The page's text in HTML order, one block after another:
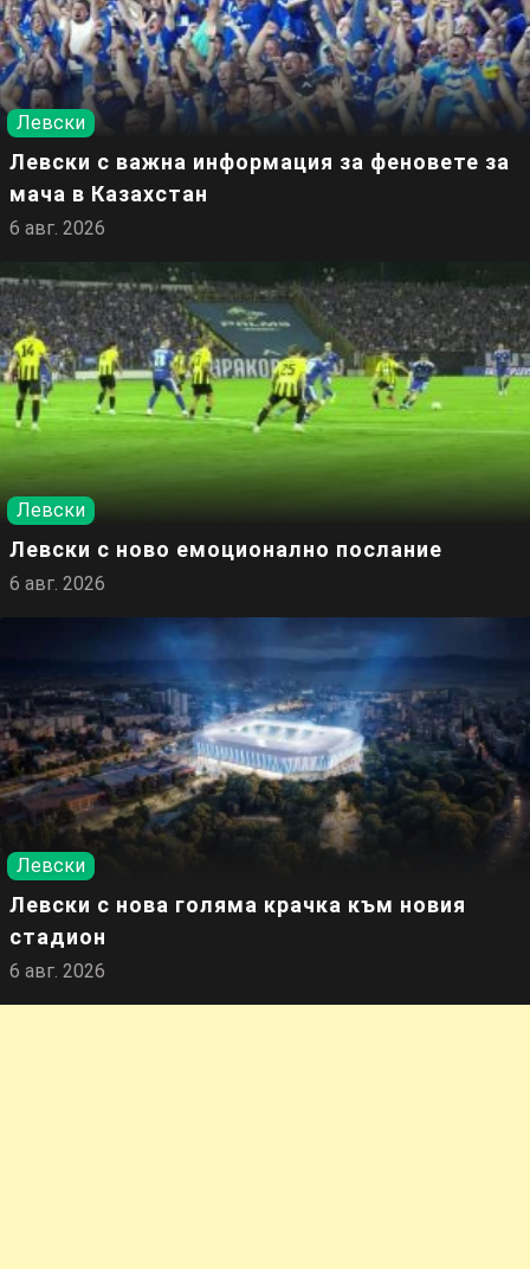
Левски
Левски с важна информация за феновете за
мача в Казахстан
6 авг. 2026
Левски
Левски с ново емоционално послание
6 авг. 2026
Левски
Левски с нова голяма крачка към новия
стадион
6 авг. 2026